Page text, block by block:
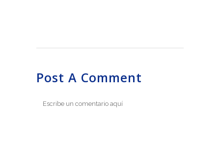
Post A Comment